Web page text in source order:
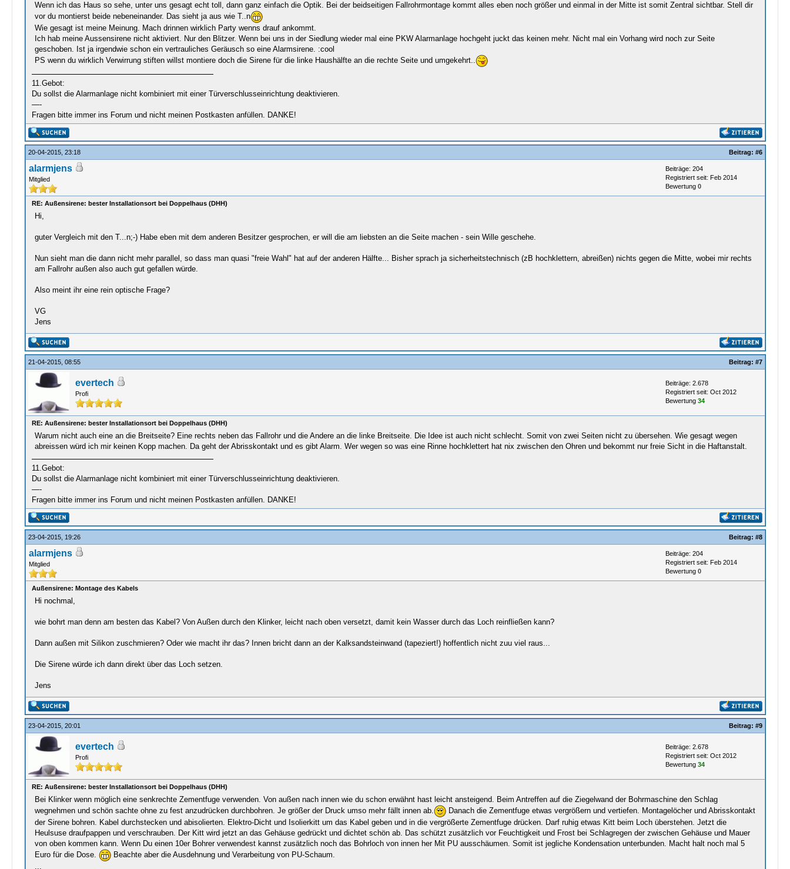
Wenn ich das Haus so sehe, unter uns gesagt echt toll, dann ganz einfach die Optik. Bei der beidseitigen Fallrohrmontage kommt alles eben noch größer und einmal in der Mitte ist somit Zentral sichtbar. Stell dir
vor du montierst beide nebeneinander. Das sieht ja aus wie T..n
Wie gesagt ist meine Meinung. Mach drinnen wirklich Party wenns drauf ankommt.
Ich hab meine Aussensirene nicht aktiviert. Nur den Blitzer. Wenn bei uns in der Siedlung wieder mal eine PKW Alarmanlage hochgeht juckt das keinen mehr. Nicht mal ein Vorhang wird noch zur Seite
geschoben. Ist ja irgendwie schon ein vertrauliches Geräusch so eine Alarmsirene. :cool
PS wenn du wirklich Verwirrung stiften willst montiere doch die Sirene für die linke Haushälfte an die rechte Seite und umgekehrt..
11.Gebot:
Du sollst die Alarmanlage nicht kombiniert mit einer Türverschlusseinrichtung deaktivieren.
—-
Fragen bitte immer ins Forum und nicht meinen Postkasten anfüllen. DANKE!
20-04-2015, 23:18 Beitrag: #6
alarmjens
Mitglied
Beiträge: 204
Registriert seit: Feb 2014
Bewertung 0
RE: Außensirene: bester Installationsort bei Doppelhaus (DHH)
Hi,
guter Vergleich mit den T...n;-) Habe eben mit dem anderen Besitzer gesprochen, er will die am liebsten an die Seite machen - sein Wille geschehe.
Nun sieht man die dann nicht mehr parallel, so dass man quasi "freie Wahl" hat auf der anderen Hälfte... Bisher sprach ja sicherheitstechnisch (zB hochklettern, abreißen) nichts gegen die Mitte, wobei mir rechts
am Fallrohr außen also auch gut gefallen würde.
Also meint ihr eine rein optische Frage?
VG
Jens
21-04-2015, 08:55 Beitrag: #7
evertech
Profi
Beiträge: 2.678
Registriert seit: Oct 2012
Bewertung 34
RE: Außensirene: bester Installationsort bei Doppelhaus (DHH)
Warum nicht auch eine an die Breitseite? Eine rechts neben das Fallrohr und die Andere an die linke Breitseite. Die Idee ist auch nicht schlecht. Somit von zwei Seiten nicht zu übersehen. Wie gesagt wegen
abreissen würd ich mir keinen Kopp machen. Da geht der Abrisskontakt und es gibt Alarm. Wer wegen so was eine Rinne hochklettert hat nix zwischen den Ohren und bekommt nur freie Sicht in die Haftanstalt.
11.Gebot:
Du sollst die Alarmanlage nicht kombiniert mit einer Türverschlusseinrichtung deaktivieren.
—-
Fragen bitte immer ins Forum und nicht meinen Postkasten anfüllen. DANKE!
23-04-2015, 19:26 Beitrag: #8
alarmjens
Mitglied
Beiträge: 204
Registriert seit: Feb 2014
Bewertung 0
Außensirene: Montage des Kabels
Hi nochmal,
wie bohrt man denn am besten das Kabel? Von Außen durch den Klinker, leicht nach oben versetzt, damit kein Wasser durch das Loch reinfließen kann?
Dann außen mit Silikon zuschmieren? Oder wie macht ihr das? Innen bricht dann an der Kalksandsteinwand (tapeziert!) hoffentlich nicht zuu viel raus...
Die Sirene würde ich dann direkt über das Loch setzen.
Jens
23-04-2015, 20:01 Beitrag: #9
evertech
Profi
Beiträge: 2.678
Registriert seit: Oct 2012
Bewertung 34
RE: Außensirene: bester Installationsort bei Doppelhaus (DHH)
Bei Klinker wenn möglich eine senkrechte Zementfuge verwenden. Von außen nach innen wie du schon erwähnt hast leicht ansteigend. Beim Antreffen auf die Ziegelwand der Bohrmaschine den Schlag
wegnehmen und schön sachte ohne zu fest anzudrücken durchbohren. Je größer der Druck umso mehr fällt innen ab.
Danach die Zementfuge etwas vergrößern und vertiefen. Montagelöcher und Abrisskontakt
der Sirene bohren. Kabel durchstecken und abisolierten. Elektro-Dicht und Isolierkitt um das Kabel geben und in die vergrößerte Zementfuge drücken. Darf ruhig etwas Kitt beim Loch überstehen. Jetzt die
Heulsuse draufpappen und verschrauben. Der Kitt wird jetzt an das Gehäuse gedrückt und dichtet schön ab. Das schützt zusätzlich vor Feuchtigkeit und Frost bei Schlagregen der zwischen Gehäuse und Mauer
von oben kommen kann. Wenn Du einen 10er Bohrer verwendest kannst zusätzlich noch das Bohrloch von innen her Mit PU ausschäumen. Somit ist jegliche Kondensation unterbunden. Macht halt noch mal 5
Euro für die Dose.
Beachte aber die Ausdehnung und Verarbeitung von PU-Schaum.
...